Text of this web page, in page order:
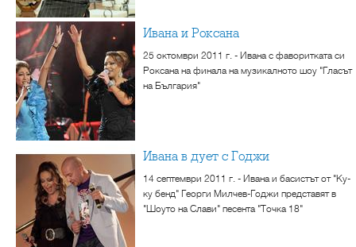
Ивана и Роксана
25 октомври 2011 г. - Ивана с фаворитката си
Роксана на финала на музикалното шоу "Гласът
на България"
Ивана в дует с Годжи
14 септември 2011 г. - Ивана и басистът от "Ку-
ку бенд" Георги Милчев-Годжи представят в
"Шоуто на Слави" песента "Точка 18"